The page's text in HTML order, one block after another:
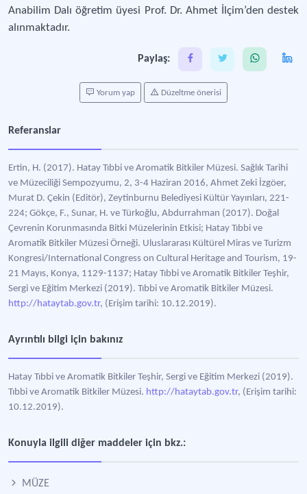
Anabilim Dalı öğretim üyesi Prof. Dr. Ahmet İlçim’den destek
alınmaktadır.
Paylaş:
Yorum yap Düzeltme önerisi
Referanslar
Ertin, H. (2017). Hatay Tıbbi ve Aromatik Bitkiler Müzesi. Sağlık Tarihi
ve Müzeciliği Sempozyumu, 2, 3-4 Haziran 2016, Ahmet Zeki İzgöer,
Murat D. Çekin (Editör), Zeytinburnu Belediyesi Kültür Yayınları, 221-
224; Gökçe, F., Sunar, H. ve Türkoğlu, Abdurrahman (2017). Doğal
Çevrenin Korunmasında Bitki Müzelerinin Etkisi; Hatay Tıbbi ve
Aromatik Bitkiler Müzesi Örneği. Uluslararası Kültürel Miras ve Turizm
Kongresi/International Congress on Cultural Heritage and Tourism, 19-
21 Mayıs, Konya, 1129-1137; Hatay Tıbbi ve Aromatik Bitkiler Teşhir,
Sergi ve Eğitim Merkezi (2019). Tıbbi ve Aromatik Bitkiler Müzesi.
http://hataytab.gov.tr, (Erişim tarihi: 10.12.2019).
Ayrıntılı bilgi için bakınız
Hatay Tıbbi ve Aromatik Bitkiler Teşhir, Sergi ve Eğitim Merkezi (2019).
Tıbbi ve Aromatik Bitkiler Müzesi. http://hataytab.gov.tr, (Erişim tarihi:
10.12.2019).
Konuyla ilgili diğer maddeler için bkz.:
MÜZE